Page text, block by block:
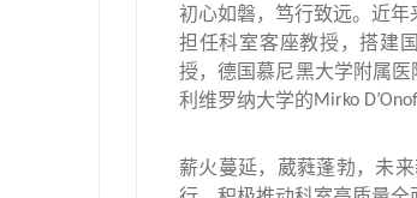
初心如磐，笃行致远。近
担任科室客座教授，搭建
授，德国慕尼黑大学附属医
利维罗纳大学的Mirko
薪火蔓延，葳蕤蓬勃，未